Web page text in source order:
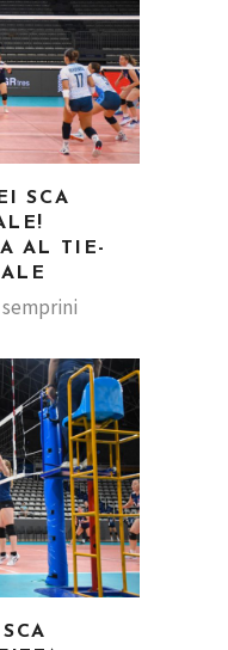
SCA
AL TIE-